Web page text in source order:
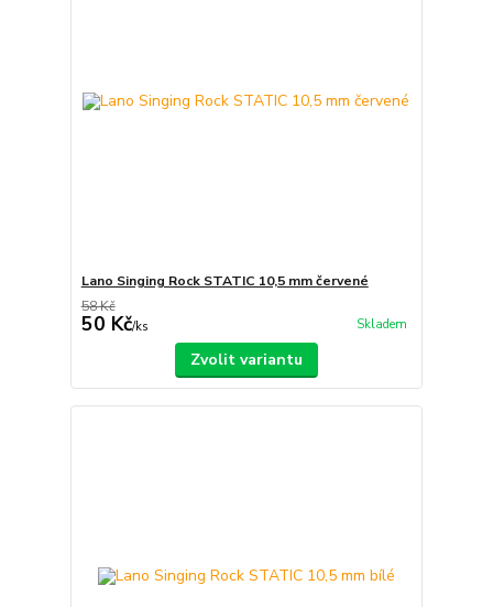
Lano Singing Rock STATIC 10,5 mm červené
58 Kč
50 Kč/ks Skladem
Zvolit variantu